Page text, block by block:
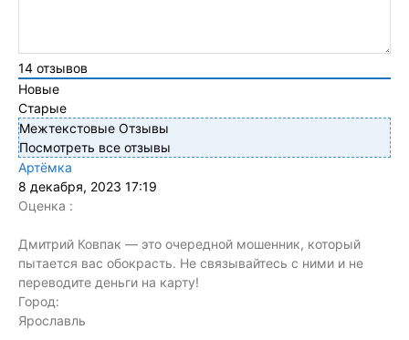
14 отзывов
Новые
Старые
Межтекстовые Отзывы
Посмотреть все отзывы
Артёмка
8 декабря, 2023 17:19
Оценка :
Дмитрий Ковпак — это очередной мошенник, который
пытается вас обокрасть. Не связывайтесь с ними и не
переводите деньги на карту!
Город:
Ярославль